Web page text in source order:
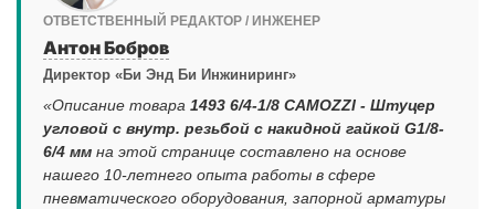
ОТВЕТСТВЕННЫЙ РЕДАКТОР / ИНЖЕНЕР
Антон Бобров
Директор «Би Энд Би Инжиниринг»
«Описание товара 1493 6/4-1/8 CAMOZZI - Штуцер
угловой с внутр. резьбой с накидной гайкой G1/8-
6/4 мм на этой странице составлено на основе
нашего 10-летнего опыта работы в сфере
пневматического оборудования, запорной арматуры